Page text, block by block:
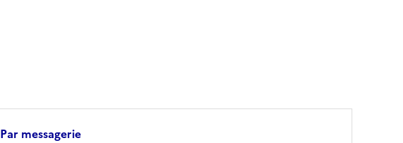
Par messagerie